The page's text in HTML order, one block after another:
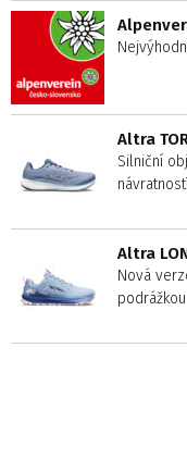
Altra
Silniční
Altra
Nová